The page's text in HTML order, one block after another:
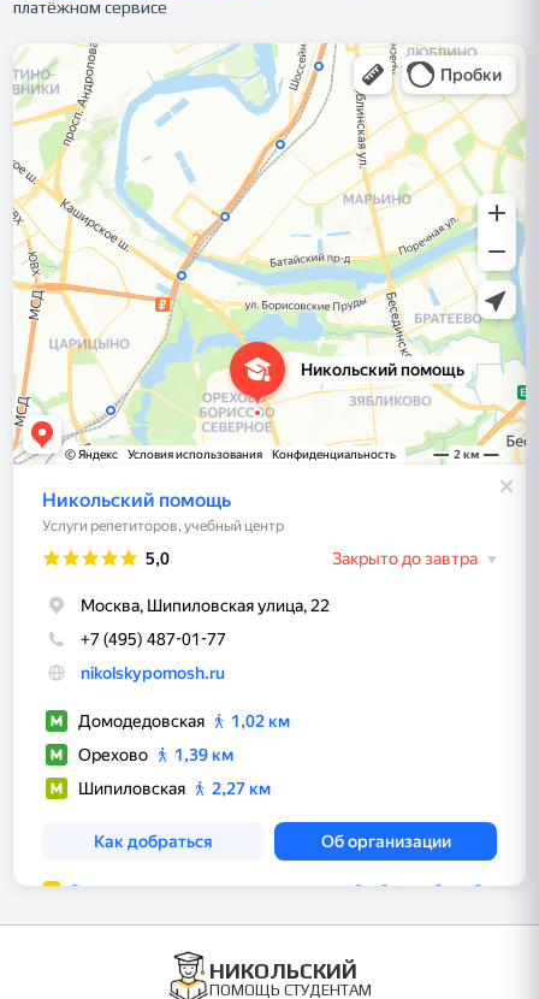
платёжном сервисе
НИКОЛЬСКИЙ
ПОМОЩЬ СТУДЕНТАМ